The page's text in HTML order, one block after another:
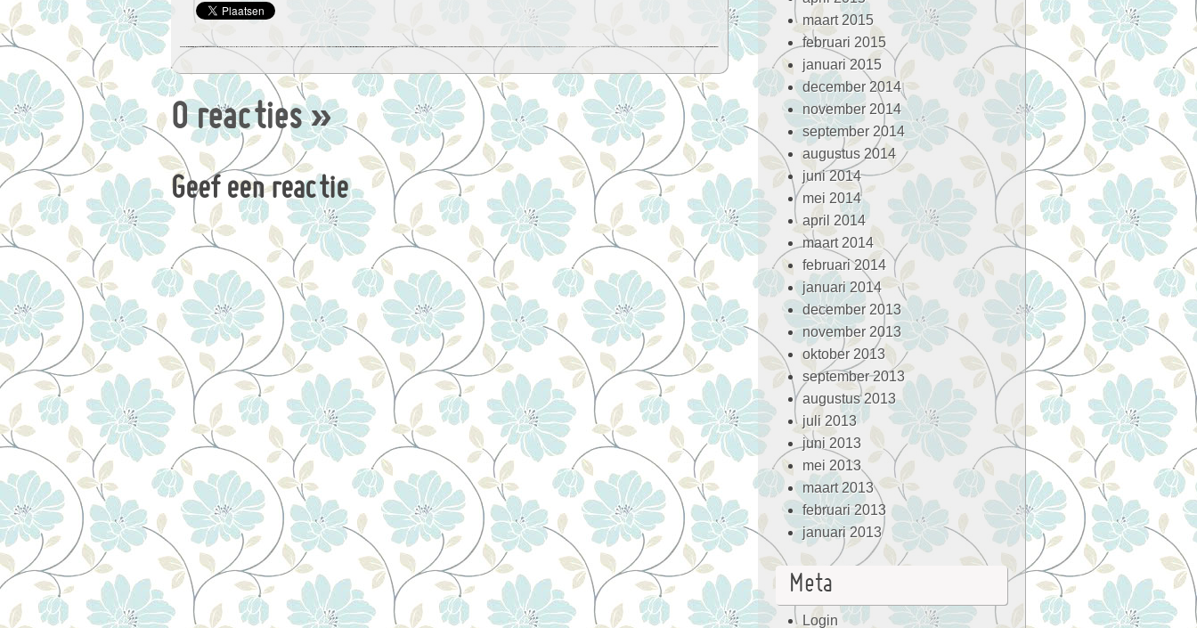
0 reacties »
Geef een reactie
maart 2015
februari 2015
januari 2015
december 2014
november 2014
september 2014
augustus 2014
juni 2014
mei 2014
april 2014
maart 2014
februari 2014
januari 2014
december 2013
november 2013
oktober 2013
september 2013
augustus 2013
juli 2013
juni 2013
mei 2013
maart 2013
februari 2013
januari 2013
Meta
Login